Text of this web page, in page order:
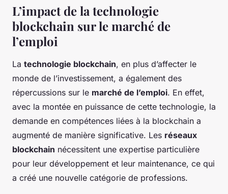
L’impact de la technologie
blockchain sur le marché de
l’emploi
La technologie blockchain, en plus d’affecter le
monde de l’investissement, a également des
répercussions sur le marché de l’emploi. En effet,
avec la montée en puissance de cette technologie, la
demande en compétences liées à la blockchain a
augmenté de manière significative. Les réseaux
blockchain nécessitent une expertise particulière
pour leur développement et leur maintenance, ce qui
a créé une nouvelle catégorie de professions.